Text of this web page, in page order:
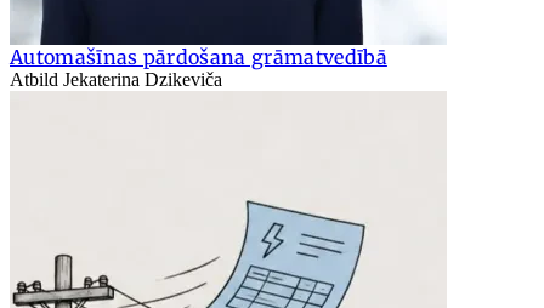
Automašīnas pārdošana grāmatvedībā
Atbild Jekaterina Dzikeviča